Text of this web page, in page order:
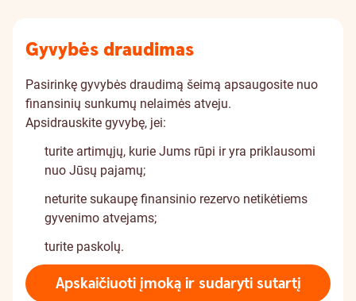
Gyvybės draudimas
Pasirinkę gyvybės draudimą šeimą apsaugosite nuo
finansinių sunkumų nelaimės atveju.
Apsidrauskite gyvybę, jei:
turite artimųjų, kurie Jums rūpi ir yra priklausomi
nuo Jūsų pajamų;
neturite sukaupę finansinio rezervo netikėtiems
gyvenimo atvejams;
turite paskolų.
Apskaičiuoti įmoką ir sudaryti sutartį